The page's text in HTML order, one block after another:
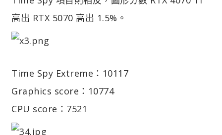
高出 RTX 5070 高出 1.5%。
Time Spy Extreme：10117
Graphics score：10774
CPU score：7521